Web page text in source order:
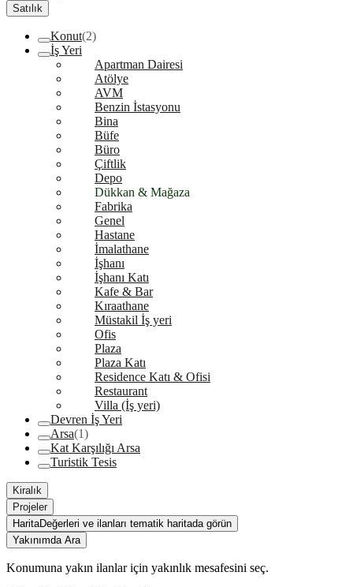
Satılık
Konut(2)
İş Yeri
Apartman Dairesi
Atölye
AVM
Benzin İstasyonu
Bina
Büfe
Büro
Çiftlik
Depo
Dükkan & Mağaza
Fabrika
Genel
Hastane
İmalathane
İşhanı
İşhanı Katı
Kafe & Bar
Kıraathane
Müstakil İş yeri
Ofis
Plaza
Plaza Katı
Residence Katı & Ofisi
Restaurant
Villa (İş yeri)
Devren İş Yeri
Arsa(1)
Kat Karşılığı Arsa
Turistik Tesis
Kiralık
Projeler
HaritaDeğerleri ve ilanları tematik haritada görün
Yakınımda Ara
Konumuna yakın ilanlar için yakınlık mesafesini seç.